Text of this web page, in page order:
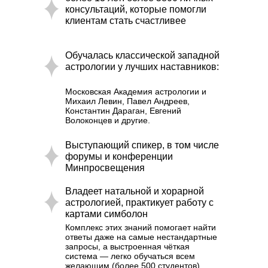
консультаций, которые помогли
клиентам стать счастливее
Выступающий спикер, в том числе
форумы и конференции
Минпросвещения
Обучалась классической западной
астрологии у лучших наставников:
Московская Академия астрологии и
Михаил Левин, Павел Андреев,
Константин Дараган, Евгений
Волоконцев и другие.
Комплекс этих знаний помогает найти
ответы даже на самые нестандартные
запросы, а выстроенная чёткая
система — легко обучаться всем
желающим (более 500 студентов).
Владеет натальной и хорарной
астрологией, практикует работу с
картами симболон